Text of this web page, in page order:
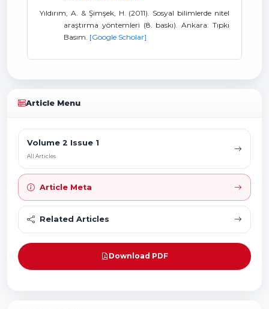
Yıldırım, A. & Şimşek, H. (2011). Sosyal bilimlerde nitel
araştırma yöntemleri (8. baskı). Ankara: Tıpkı
Basım. [Google Scholar]
Article Menu
Volume 2 Issue 1
All Articles
Article Meta
Related Articles
Download PDF